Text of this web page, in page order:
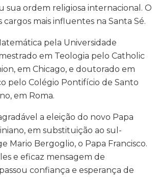
sua ordem religiosa internacional. O
mais influentes na Santa Sé.
pela Universidade
em Teologia pelo Catholic
em Chicago, e doutorado em
pelo Colégio Pontifício de Santo
em Roma.
a eleição do novo Papa
em substituição ao sul-
Mario Bergoglio, o Papa Francisco.
e eficaz mensagem de
confiança e esperança de